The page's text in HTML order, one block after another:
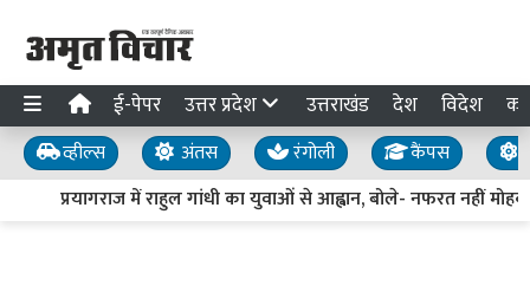
ई-पेपर उत्तर प्रदेश उत्तराखंड देश विदेश
व्हील्स अंतस रंगोली कैंपस
प्रयागराज में राहुल गांधी का युवाओं से आह्वान, बोले- नफरत नहीं